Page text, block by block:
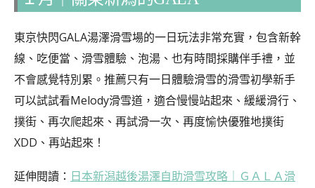
東京快閃GALA湯澤滑雪場的一日玩法非常充實，包含新幹
線、吃便當、滑雪體驗、泡湯、也有時間採購伴手禮，並
不會感覺特別累。推薦只有一日體驗滑雪的滑雪初學新手
可以試試看Melody滑雪道，適合慢慢站起來、緩緩滑行、
撲街、再次爬起來、再試滑一次、再度愉快優雅地撲街
XDD、再站起來！
延伸閱讀： 日本新潟越後湯澤自助滑雪攻略｜ＧＡＬＡ滑